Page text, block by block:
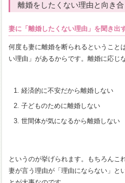
離婚をしたくない理由と向き合
妻に「離婚したくない理由」を聞き出
何度も妻に離婚を断られるということ
い理由」があるからです。離婚に応じ
経済的に不安だから離婚しない
子どものために離婚しない
世間体が気になるから離婚しない
というのが挙げられます。もちろんこ
妻が言う理由が「理由にならない」と